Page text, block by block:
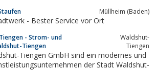
Müllheim (Baden)
- Bester Service vor Ort
- Strom- und
Tiengen
Waldshut-
Tiengen
Tiengen GmbH sind ein modernes und
der Stadt Waldshut-